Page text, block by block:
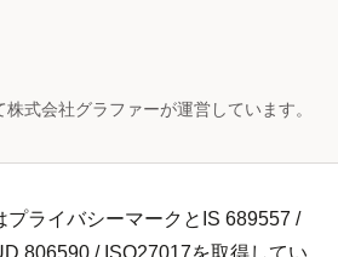
式会社グラファーが運営しています。
プライバシーマークとIS 689557 /
806590 / ISO27017を取得してい